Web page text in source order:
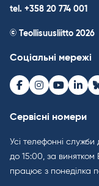
tel. +358 20 774 001
© Teollisuusliitto 2026
Соціальні мережі
Facebook
Instagram
Youtube
Сервісні номери
Усі телефонні служби
до 15:00, за винятком
працює з понеділка